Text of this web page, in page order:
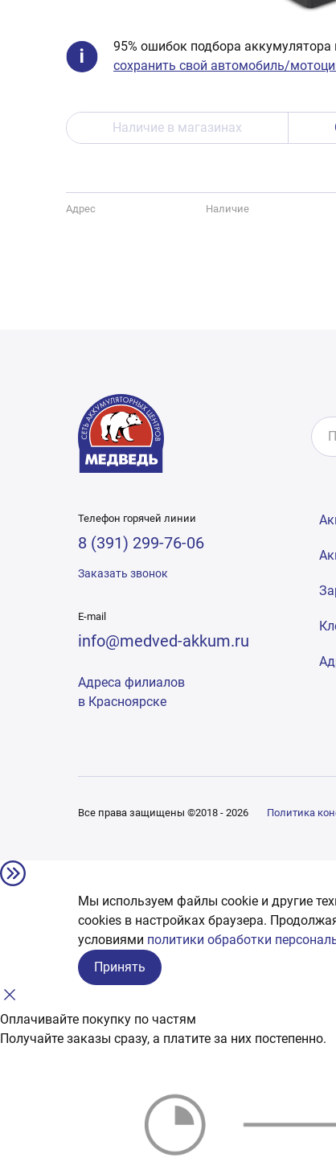
95% ошибок подбора
сохранить свой автомобиль/
Наличие в магазинах
Адрес Наличие
Телефон горячей линии
8 (391) 299-76-06
Заказать звонок
E-mail
info@medved-akkum.ru
Адреса филиалов
в Красноярске
Все права защищены ©2018 - 2026 Политика
Мы используем файлы cookie и другие
сookies в настройках браузера.
условиями политики обработки
Принять
Оплачивайте покупку по частям
Получайте заказы сразу, а платите за них постепенно.